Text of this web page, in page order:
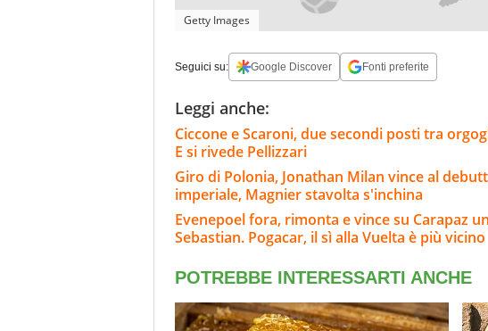
Getty Images
Seguici su: Google Discover Fonti preferite
Leggi anche:
Ciccone e Scaroni, due secondi posti tra
E si rivede Pellizzari
Giro di Polonia, Jonathan Milan vince al
imperiale, Magnier stavolta s'inchina
Evenepoel fora, rimonta e vince su Carapaz
Sebastian. Pogacar, il sì alla Vuelta è più vicino